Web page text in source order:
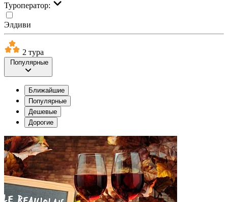
Туроператор:
Элдиви
2 тура
Популярные
Ближайшие
Популярные
Дешевые
Дорогие